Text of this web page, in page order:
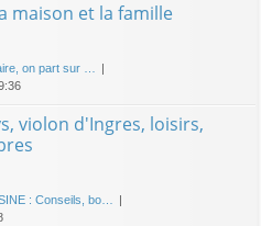
maison et la famille
on part sur …
violon d'Ingres, loisirs,
: Conseils, bo…